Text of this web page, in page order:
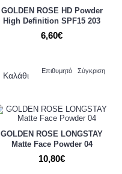
GOLDEN ROSE HD Powder
High Definition SPF15 203
6,60€
Καλάθι Επιθυμητό Σύγκριση
GOLDEN ROSE LONGSTAY
Matte Face Powder 04
10,80€